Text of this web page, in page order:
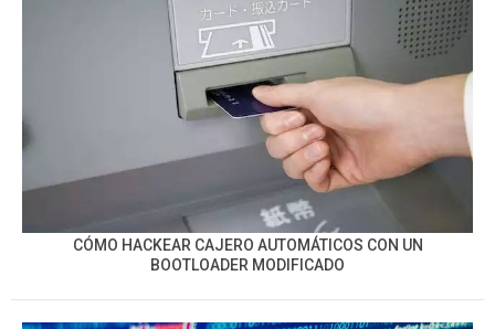
CÓMO HACKEAR CAJERO AUTOMÁTICOS CON UN
BOOTLOADER MODIFICADO